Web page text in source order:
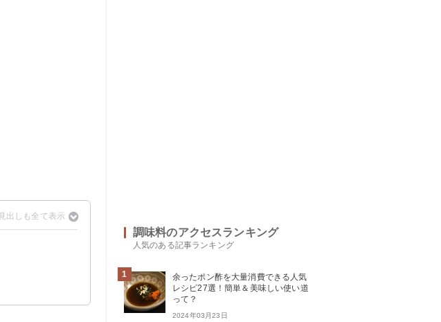
調味料のアクセスランキング
人気のある記事ランキング
1
余ったポン酢を大量消費できる人気
レシピ27選！簡単＆美味しい使い道
って？
2024年03月23日